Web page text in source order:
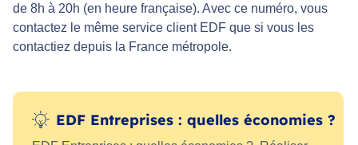
de 8h à 20h (en heure française). Avec ce numéro, vous
contactez le même service client EDF que si vous les
contactiez depuis la France métropole.
EDF Entreprises : quelles économies ?